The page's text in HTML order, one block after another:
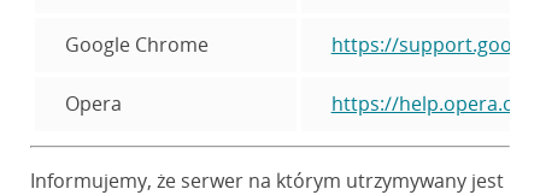
Google Chrome https://
Opera https://
Informujemy, że serwer na którym utrzymywany jest